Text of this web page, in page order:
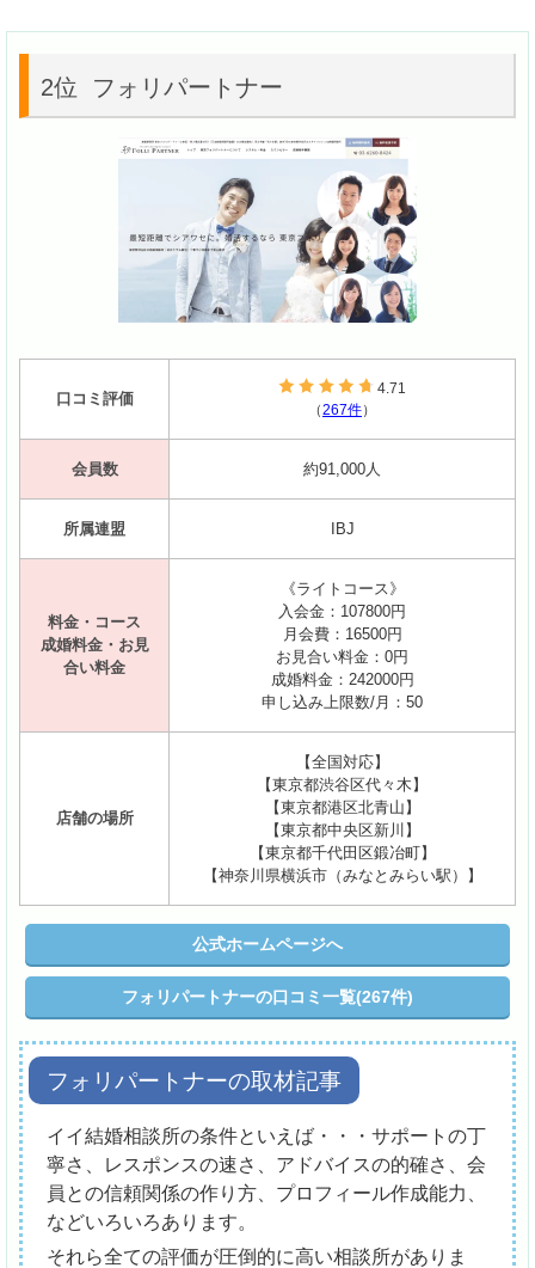
2位 フォリパートナー
口コミ評価
4.71
（267件）
会員数 約91,000人
所属連盟 IBJ
料金・コース
成婚料金・お見
合い料金
《ライトコース》
入会金：107800円
月会費：16500円
お見合い料金：0円
成婚料金：242000円
申し込み上限数/月：50
店舗の場所
【全国対応】
【東京都渋谷区代々木】
【東京都港区北青山】
【東京都中央区新川】
【東京都千代田区鍛冶町】
【神奈川県横浜市（みなとみらい駅）】
公式ホームページへ
フォリパートナーの口コミ一覧(267件)
フォリパートナーの取材記事
イイ結婚相談所の条件といえば・・・サポートの丁
寧さ、レスポンスの速さ、アドバイスの的確さ、会
員との信頼関係の作り方、プロフィール作成能力、
などいろいろあります。
それら全ての評価が圧倒的に高い相談所がありま